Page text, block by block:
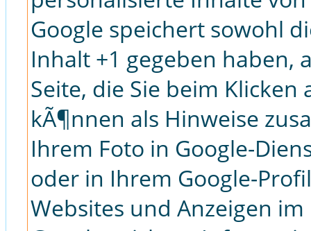
Google speichert sowohl
Inhalt +1 gegeben
Seite, die Sie beim
kÃ¶nnen als Hinweise
Ihrem Foto in Google-
oder in Ihrem Google-
Websites und Anzeigen